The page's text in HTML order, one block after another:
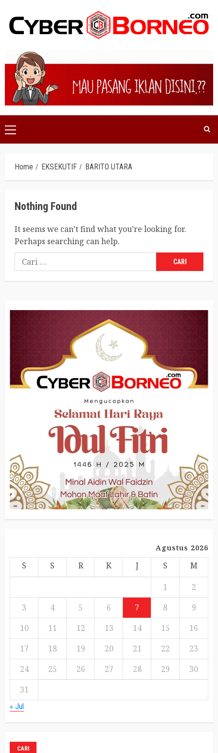
content
Primary
Menu
Home EKSEKUTIF BARITO UTARA
Nothing Found
It seems we can’t find what you’re looking for.
Perhaps searching can help.
Cari
untuk:
Agustus 2026
S S R K J S
M
1
2
3
4 5 6 7 8
9
10
11 12 13 14 15
16
17
18 19 20 21 22
23
24
25 26 27 28 29
30
31
« Jul
CARI